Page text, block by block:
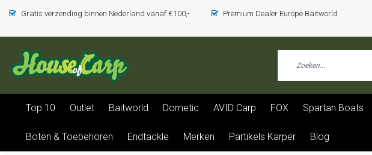
Gratis verzending binnen Nederland vanaf €100,- Premium Dealer Europe Baitworld
Top 10 Outlet Baitworld Dometic AVID Carp FOX Spartan Boats
Boten & Toebehoren Endtackle Merken Partikels Karper Blog